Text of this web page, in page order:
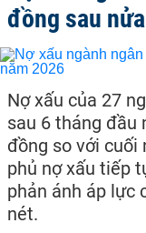
đồng sau
Nợ xấu của 27
sau 6 tháng đầu
đồng so với cuối
phủ nợ xấu tiếp
phản ánh áp lực
nét.